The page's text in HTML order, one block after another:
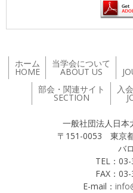
ホーム
HOME
当学会について
ABOUT US
部会・関連サイト
SECTION
入
一般社団法人日本
〒151-0053 東京
バロール
TEL：
FAX：
E-mail：